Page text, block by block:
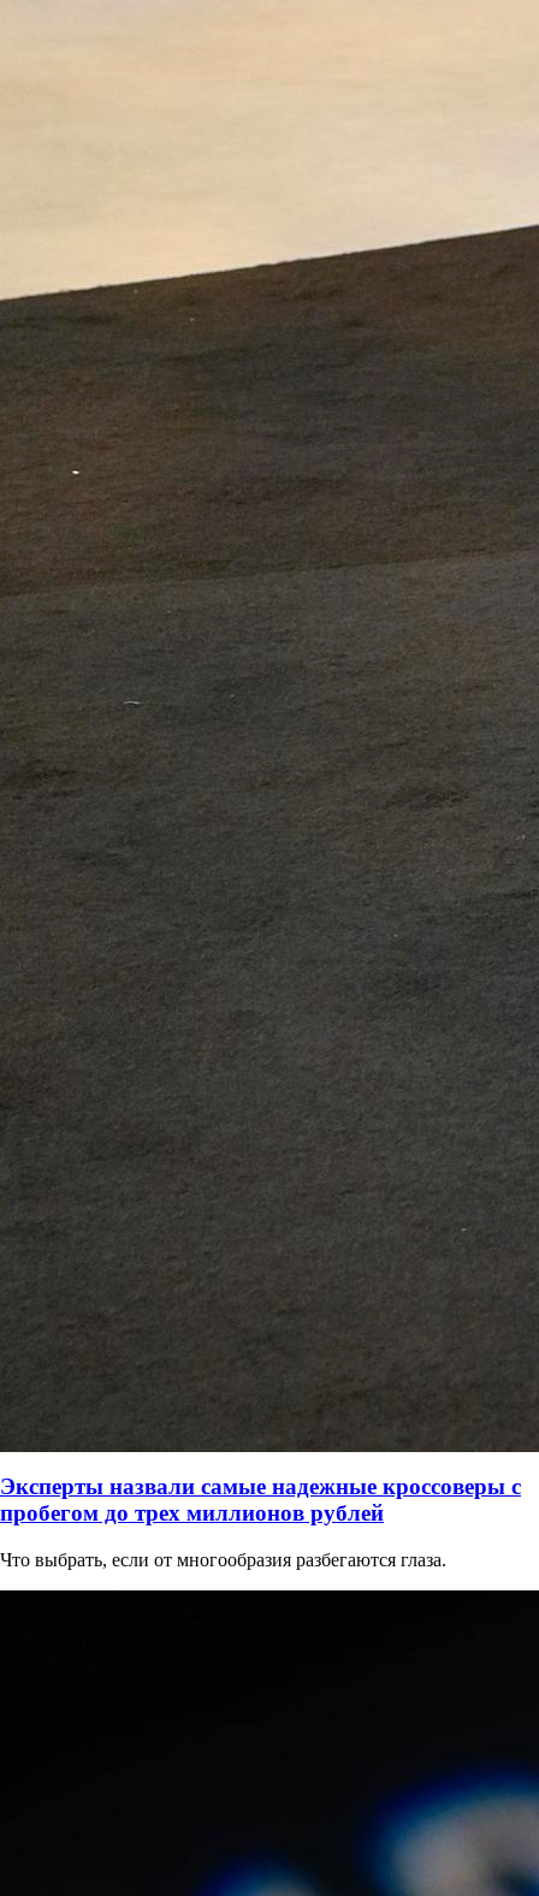
Эксперты назвали самые надежные кроссоверы с
пробегом до трех миллионов рублей
Что выбрать, если от многообразия разбегаются глаза.